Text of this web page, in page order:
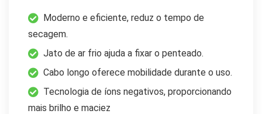
Moderno e eficiente, reduz o tempo de
secagem.
Jato de ar frio ajuda a fixar o penteado.
Cabo longo oferece mobilidade durante o uso.
Tecnologia de íons negativos, proporcionando
mais brilho e maciez